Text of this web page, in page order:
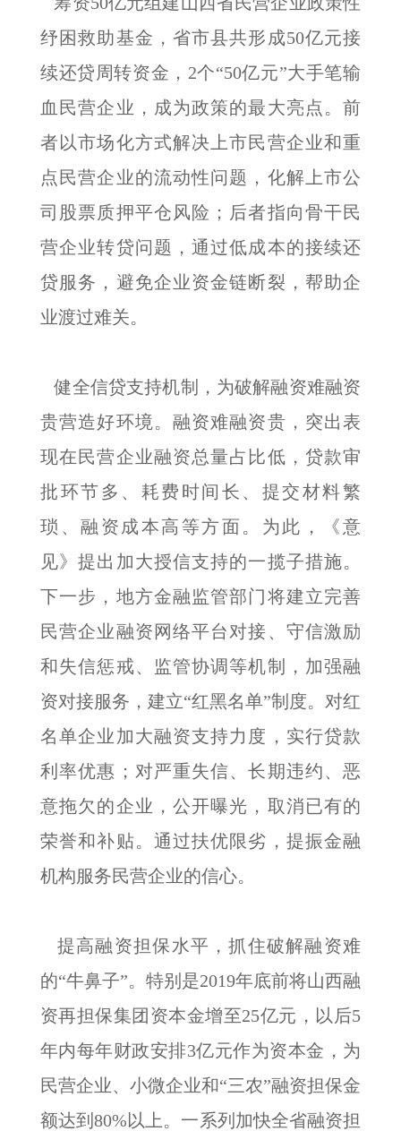
纾困救助基金，省市县共形成50亿元接
续还贷周转资金，2个“50亿元”大手笔输
血民营企业，成为政策的最大亮点。前
者以市场化方式解决上市民营企业和重
点民营企业的流动性问题，化解上市公
司股票质押平仓风险；后者指向骨干民
营企业转贷问题，通过低成本的接续还
贷服务，避免企业资金链断裂，帮助企
业渡过难关。
健全信贷支持机制，为破解融资难融资
贵营造好环境。融资难融资贵，突出表
现在民营企业融资总量占比低，贷款审
批环节多、耗费时间长、提交材料繁
琐、融资成本高等方面。为此，《意
见》提出加大授信支持的一揽子措施。
下一步，地方金融监管部门将建立完善
民营企业融资网络平台对接、守信激励
和失信惩戒、监管协调等机制，加强融
资对接服务，建立“红黑名单”制度。对红
名单企业加大融资支持力度，实行贷款
利率优惠；对严重失信、长期违约、恶
意拖欠的企业，公开曝光，取消已有的
荣誉和补贴。通过扶优限劣，提振金融
机构服务民营企业的信心。
提高融资担保水平，抓住破解融资难
的“牛鼻子”。特别是2019年底前将山西融
资再担保集团资本金增至25亿元，以后5
年内每年财政安排3亿元作为资本金，为
民营企业、小微企业和“三农”融资担保金
额达到80%以上。一系列加快全省融资担